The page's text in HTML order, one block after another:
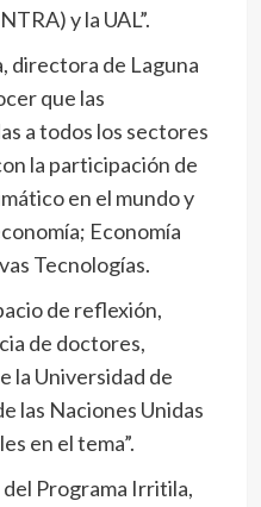
y la UAL”.
directora de Laguna
que las
a todos los sectores
la participación de
en el mundo y
Economía
Tecnologías.
de reflexión,
de doctores,
la Universidad de
las Naciones Unidas
en el tema”.
Programa Irritila,